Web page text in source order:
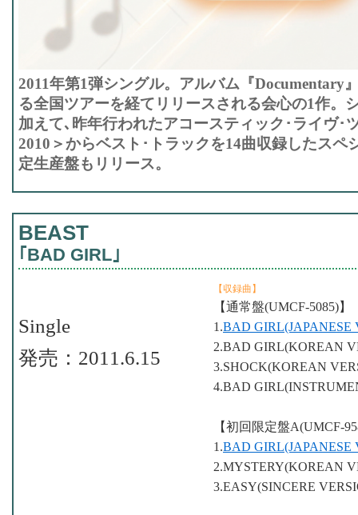
2011年第1弾シングル。アルバム『Documentary
る全国ツアーを経てリリースされる会心の1作。
加えて､昨年行われたアコースティック･ライヴ･
2010＞からベスト･トラックを14曲収録したスペ
定生産盤もリリース。
BEAST
｢BAD GIRL｣
【収録曲】
【通常盤(UMCF-5085)】
1.BAD GIRL(JAPANESE
2.BAD GIRL(KOREAN
3.SHOCK(KOREAN
4.BAD
【初回限定盤A(UMCF-
1.BAD GIRL(JAPANESE
2.MYSTERY(KOREAN
3.EASY(SINCERE
Single
発売：2011.6.15